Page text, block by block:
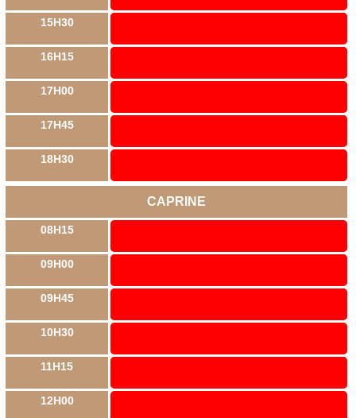
15H30
16H15
17H00
17H45
18H30
CAPRINE
08H15
09H00
09H45
10H30
11H15
12H00